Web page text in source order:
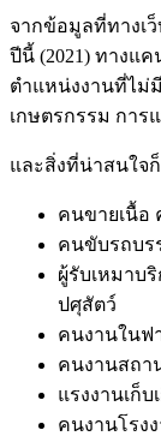
จากข้อมูลที่ทางเ
ปีนี้ (2021) ทางแค
ตำแหน่งงานที่ไม่
เกษตรกรรม การ
และสิ่งที่น่าสนใจ
คนขายเนื้อ
คนขับรถบร
ผู้รับเหมาบ
ปศุสัตว์
คนงานในฟ
คนงานสถา
แรงงานเก็บ
คนงานโรง